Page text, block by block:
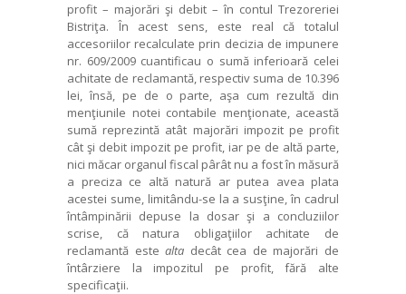
profit – majorări şi debit – în contul Trezoreriei
Bistriţa. În acest sens, este real că totalul
accesoriilor recalculate prin decizia de impunere
nr. 609/2009 cuantificau o sumă inferioară celei
achitate de reclamantă, respectiv suma de 10.396
lei, însă, pe de o parte, aşa cum rezultă din
menţiunile notei contabile menţionate, această
sumă reprezintă atât majorări impozit pe profit
cât şi debit impozit pe profit, iar pe de altă parte,
nici măcar organul fiscal pârât nu a fost în măsură
a preciza ce altă natură ar putea avea plata
acestei sume, limitându-se la a susţine, în cadrul
întâmpinării depuse la dosar şi a concluziilor
scrise, că natura obligaţiilor achitate de
reclamantă estealta decât cea de majorări de
întârziere la impozitul pe profit, fără alte
specificaţii.